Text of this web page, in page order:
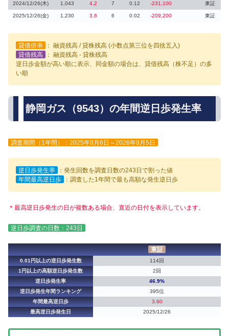
2024/12/26(木) 1,043 4.2 7 0.12 -231,100 東証
2025/12/26(金) 1,230 3.6 6 0.02 -209,200 東証
貸借倍率
： 融資残高 / 貸株残高 (小数点第三位を四捨五入)
貸借残高
： 融資残高 - 貸株残高
逆日歩金額が高い順に表示、同金額の場合は、貸借残高（株不足）の多
い順
静岡ガス（9543）の年間逆日歩発生率
調査期間（1年間）：2025年8月6日～2026年8月5日
逆日歩発生率
：発生回数を調査日数の243日で割った値
年間最高逆日歩
：調査した1年間で最も高額な発生逆日歩
＊最高逆日歩発生の日が複数ある場合、直近の日付を表示しています。
逆日歩調査の日数：243日
東証
0.01円以上の逆日歩発生数
114回
1円以上の高額逆日歩発生数
2回
逆日歩発生率
46.9%
逆日歩発生年間ランキング
395位
年間最高逆日歩
3.60
最高逆日歩発生日
2025/12/26